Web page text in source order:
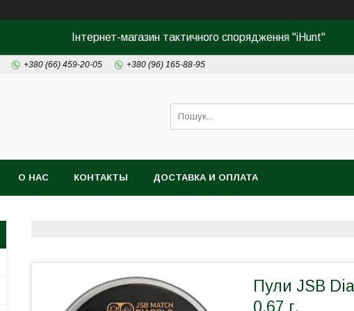
Інтернет-магазин тактичного спорядження "iHunt"
+380 (66) 459-20-05 +380 (96) 165-88-95
О НАС КОНТАКТЫ ДОСТАВКА И ОПЛАТА
Пули JSB
0.67 г.